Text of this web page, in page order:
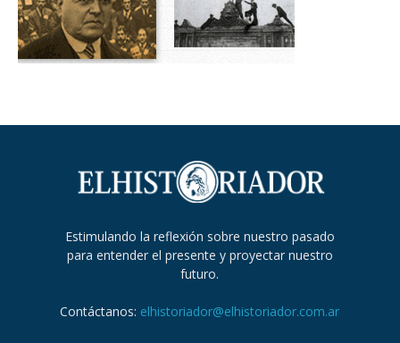
Estimulando la reflexión sobre nuestro pasado
para entender el presente y proyectar nuestro
futuro.
Contáctanos: elhistoriador@elhistoriador.com.ar